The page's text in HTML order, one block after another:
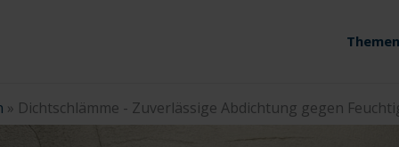
» Dichtschlämme - Zuverlässige Abdichtung gegen